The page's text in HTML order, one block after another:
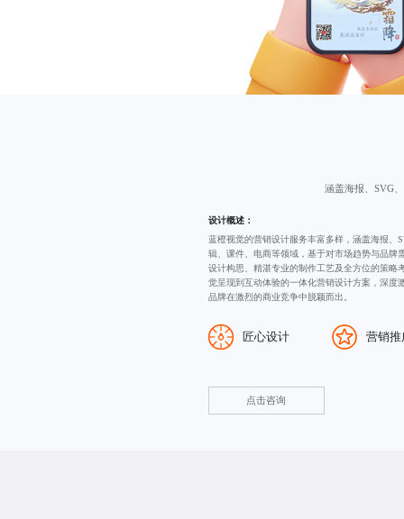
涵盖海报、SVG
设计概述：
蓝橙视觉的营销设计服务丰富多样，涵盖海报、
辑、课件、电商等领域，基于对市场趋势与品牌
设计构思、精湛专业的制作工艺及全方位的策略
觉呈现到互动体验的一体化营销设计方案，深度
品牌在激烈的商业竞争中脱颖而出。
匠心设计 营销推
点击咨询